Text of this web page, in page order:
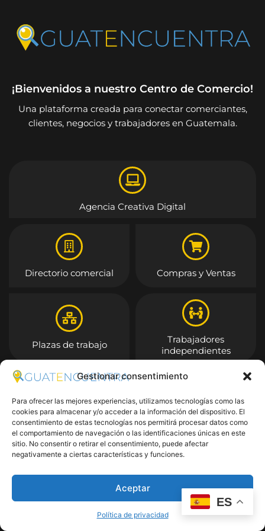
Gestionar consentimiento
Para ofrecer las mejores experiencias, utilizamos tecnologías como las
cookies para almacenar y/o acceder a la información del dispositivo. El
consentimiento de estas tecnologías nos permitirá procesar datos como
el comportamiento de navegación o las identificaciones únicas en este
sitio. No consentir o retirar el consentimiento, puede afectar
negativamente a ciertas características y funciones.
Aceptar
Política de privacidad
¡Bienvenidos a nuestro Centro de Comercio!
Una plataforma creada para conectar comerciantes,
clientes, negocios y trabajadores en Guatemala.
Agencia Creativa Digital
Directorio comercial Compras y Ventas
Plazas de trabajo
Trabajadores
independientes
Entrar
ES